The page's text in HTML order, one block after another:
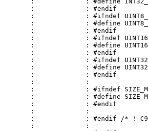
:             : #endif
:             : #ifndef
:             : #define
:             : #endif
:             : #ifndef
:             : #define
:             : #endif
:             : #ifndef
:             : #define
:             : #endif
:             :
:             : #ifndef
:             : #define
:             : #endif
:             :
:             : #endif /* !
:             :